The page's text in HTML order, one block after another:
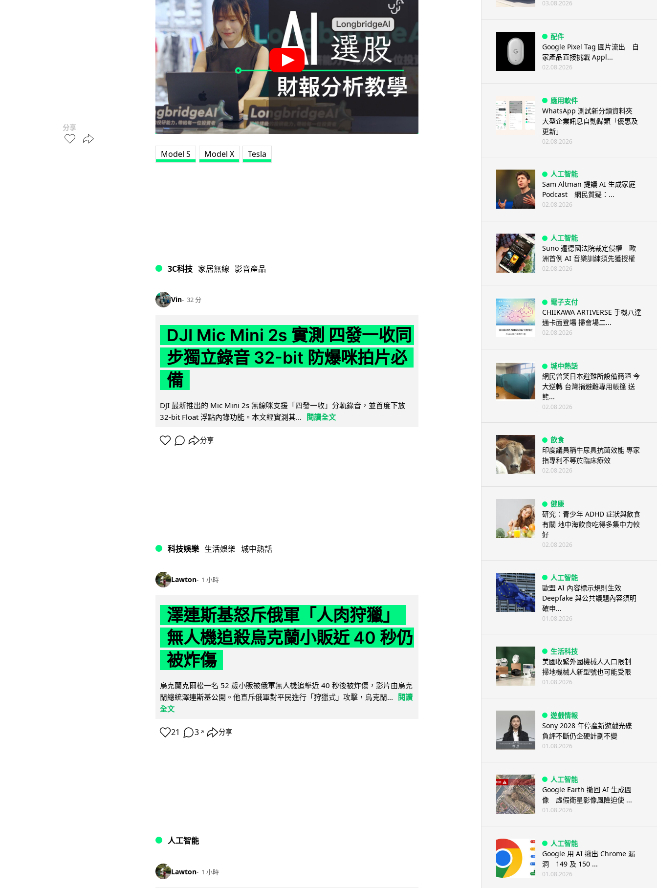
分享
Model S Model X Tesla
3C科技 家居無線 影音產品
Vin 32 分
DJI Mic Mini 2s 實測 四發一收同
步獨立錄音 32-bit 防爆咪拍片必
備
DJI 最新推出的 Mic Mini 2s 無線咪支援「四發一收」分軌錄音，並首度下放
32-bit Float 浮點內錄功能。本文經實測其... 閱讀全文
分享
科技娛樂 生活娛樂 城中熱話
Lawton 1 小時
澤連斯基怒斥俄軍「人肉狩獵」
無人機追殺烏克蘭小販近 40 秒仍
被炸傷
烏克蘭克爾松一名 52 歲小販被俄軍無人機追擊近 40 秒後被炸傷，影片由烏克
蘭總統澤連斯基公開。他直斥俄軍對平民進行「狩獵式」攻擊，烏克蘭... 閱讀
全文
21 3 ↗ 分享
人工智能
Lawton 1 小時
03.08.2026
配件
Google Pixel Tag 圖片流出 自
家產品直接挑戰 Appl...
02.08.2026
應用軟件
WhatsApp 測試新分類資料夾
大型企業訊息自動歸類「優惠及
更新」
02.08.2026
人工智能
Sam Altman 提議 AI 生成家庭
Podcast 網民質疑：...
02.08.2026
人工智能
Suno 遭德國法院裁定侵權 歐
洲首例 AI 音樂訓練須先獲授權
02.08.2026
電子支付
CHIIKAWA ARTIVERSE 手機八達
通卡面登場 掃會場二...
02.08.2026
城中熱話
網民曾笑日本避難所設備簡陋 今
大逆轉 台灣捐避難專用帳篷 送
熊...
02.08.2026
飲食
印度議員稱牛尿具抗菌效能 專家
指專利不等於臨床療效
02.08.2026
健康
研究：青少年 ADHD 症狀與飲食
有關 地中海飲食吃得多集中力較
好
02.08.2026
人工智能
歐盟 AI 內容標示規則生效
Deepfake 與公共議題內容須明
確申...
01.08.2026
生活科技
美國收緊外國機械人入口限制
掃地機械人新型號也可能受限
01.08.2026
遊戲情報
Sony 2028 年停產新遊戲光碟
負評不斷仍企硬計劃不變
01.08.2026
人工智能
Google Earth 撤回 AI 生成圖
像 虛假衛星影像風險迫使 ...
01.08.2026
人工智能
Google 用 AI 揪出 Chrome 漏
洞 149 及 150 ...
01.08.2026